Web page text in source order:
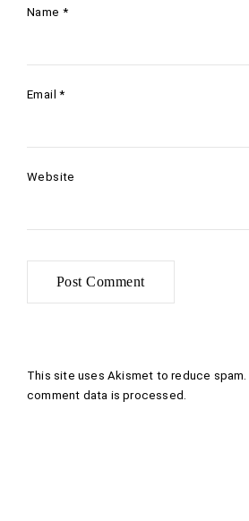
Name *
Email*
Website
This site uses Akismet to reduce spam.
comment data is processed .